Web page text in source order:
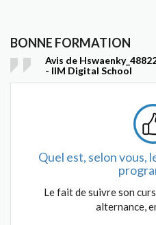
BONNE FORMATION
Avis de
- IIM Digital School
Quel est, selon vous,
Le fait de suivre son
alternance,